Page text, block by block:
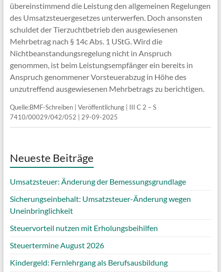
übereinstimmend die Leistung den allgemeinen Regelungen
des Umsatzsteuergesetzes unterwerfen. Doch ansonsten
schuldet der Tierzuchtbetrieb den ausgewiesenen
Mehrbetrag nach § 14c Abs. 1 UStG. Wird die
Nichtbeanstandungsregelung nicht in Anspruch
genommen, ist beim Leistungsempfänger ein bereits in
Anspruch genommener Vorsteuerabzug in Höhe des
unzutreffend ausgewiesenen Mehrbetrags zu berichtigen.
Quelle:BMF-Schreiben | Veröffentlichung | III C 2 – S
7410/00029/042/052 | 29-09-2025
Neueste Beiträge
Umsatzsteuer: Änderung der Bemessungsgrundlage
Sicherungseinbehalt: Umsatzsteuer-Änderung wegen
Uneinbringlichkeit
Steuervorteil nutzen mit Erholungsbeihilfen
Steuertermine August 2026
Kindergeld: Fernlehrgang als Berufsausbildung